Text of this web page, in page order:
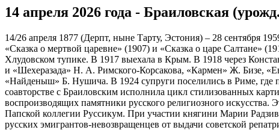
14 апреля 2026 года - Браиловская
14/26 апреля 1877 (Дерпт, ныне Тарту, Эстония) – 28 сентября
«Сказка о мертвой царевне» (1907) и «Сказка о царе Салтане»
Хлудовском тупике. В 1917 выехала в Крым. В 1918 через
и «Шехеразада» Н. А. Римского-Корсакова, «Кармен» Ж. Бизе,
«Найденыш» Б. Нушича. В 1924 супруги поселились в Риме, где
соавторстве с Браиловским исполнила цикл стилизованных
воспроизводящих памятники русского религиозного
Папской коллегии Руссикум. При участии княгини Марии
русских эмигрантов-невозвращенцев от выдачи советской